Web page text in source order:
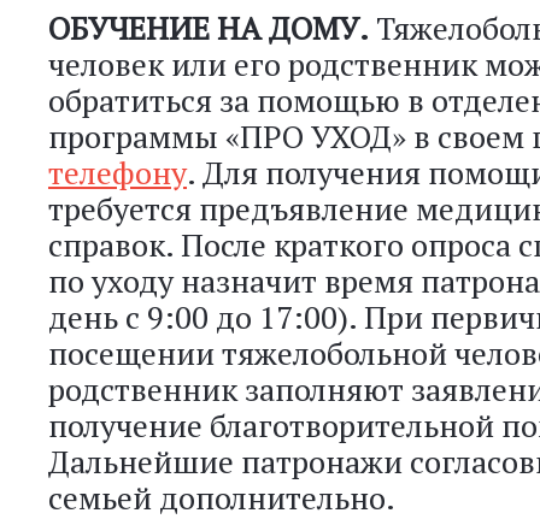
ОБУЧЕНИЕ НА ДОМУ.
человек или его родственник
обратиться за помощью в
программы «ПРО УХОД» в своем
телефону. Для получения
требуется предъявление
справок. После краткого опроса
по уходу назначит время
день с 9:00 до 17:00). При
посещении тяжелобольной
родственник заполняют
получение благотворительной
Дальнейшие патронажи
семьей дополнительно.